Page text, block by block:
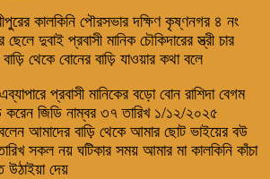
কালকিনি পৌরসভার দক্ষিণ কৃষ্ণনগর ৪ নং
দুবাই প্রবাসী মানিক চৌকিদারের স্ত্রী চার
থেকে বোনের বাড়ি যাওয়ার কথা বলে
প্রবাসী মানিকের বড়ো বোন রাশিদা বেগম
করেন জিডি নাম্বর ৩৭ তারিখ ১/১২/২০২৫
আমাদের বাড়ি থেকে আমার ছোট ভাইয়ের বউ
সকল নয় ঘটিকার সময় আমার মা কালকিনি কাঁচা
উঠাইয়া দেয়